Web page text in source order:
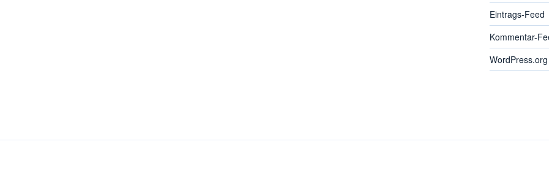
Eintrags-Feed
Kommentar-
WordPress.org